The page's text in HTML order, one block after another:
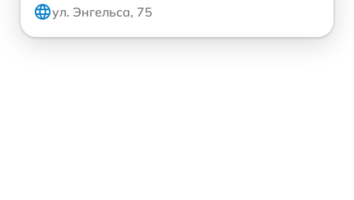
ул. Энгельса, 75